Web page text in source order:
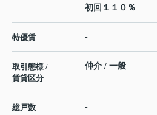
初回１１０％
特優賃 -
取引態様 /
賃貸区分
仲介 / 一般
総戸数 -